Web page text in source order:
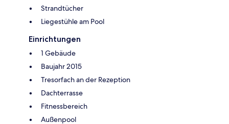
Strandtücher
Liegestühle am Pool
Einrichtungen
1 Gebäude
Baujahr 2015
Tresorfach an der Rezeption
Dachterrasse
Fitnessbereich
Außenpool